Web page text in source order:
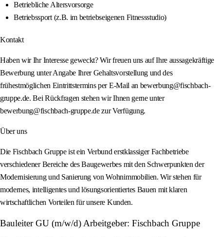
Betriebliche Altersvorsorge
Betriebssport (z.B. im betriebseigenen Fitnessstudio)
Kontakt
Haben wir Ihr Interesse geweckt? Wir freuen uns auf Ihre aussagekräftige
Bewerbung unter Angabe Ihrer Gehaltsvorstellung und des
frühestmöglichen Eintrittstermins per E-Mail an bewerbung@fischbach-
gruppe.de. Bei Rückfragen stehen wir Ihnen gerne unter
bewerbung@fischbach-gruppe.de zur Verfügung.
Über uns
Die Fischbach Gruppe ist ein Verbund erstklassiger Fachbetriebe
verschiedener Bereiche des Baugewerbes mit den Schwerpunkten der
Modernisierung und Sanierung von Wohnimmobilien. Wir stehen für
modernes, intelligentes und lösungsorientiertes Bauen mit klaren
wirtschaftlichen Vorteilen für unsere Kunden.
Bauleiter GU (m/w/d) Arbeitgeber: Fischbach Gruppe